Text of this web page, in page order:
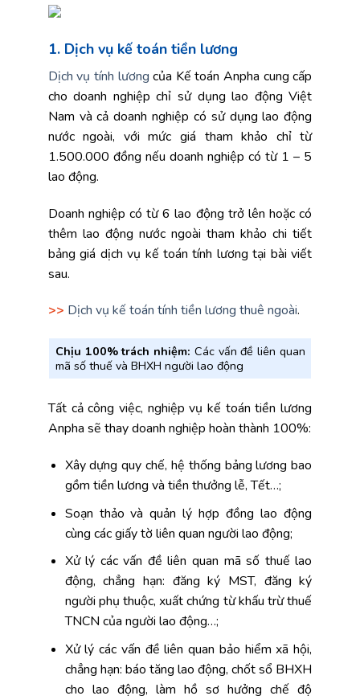
1. Dịch vụ kế toán tiền lương
Dịch vụ tính lương của Kế toán Anpha cung cấp
cho doanh nghiệp chỉ sử dụng lao động Việt
Nam và cả doanh nghiệp có sử dụng lao động
nước ngoài, với mức giá tham khảo chỉ từ
1.500.000 đồng nếu doanh nghiệp có từ 1 – 5
lao động.
Doanh nghiệp có từ 6 lao động trở lên hoặc có
thêm lao động nước ngoài tham khảo chi tiết
bảng giá dịch vụ kế toán tính lương tại bài viết
sau.
>> Dịch vụ kế toán tính tiền lương thuê ngoài.
Chịu 100% trách nhiệm: Các vấn đề liên quan
mã số thuế và BHXH người lao động
Tất cả công việc, nghiệp vụ kế toán tiền lương
Anpha sẽ thay doanh nghiệp hoàn thành 100%:
Xây dựng quy chế, hệ thống bảng lương bao
gồm tiền lương và tiền thưởng lễ, Tết…;
Soạn thảo và quản lý hợp đồng lao động
cùng các giấy tờ liên quan người lao động;
Xử lý các vấn đề liên quan mã số thuế lao
động, chẳng hạn: đăng ký MST, đăng ký
người phụ thuộc, xuất chứng từ khấu trừ thuế
TNCN của người lao động…;
Xử lý các vấn đề liên quan bảo hiểm xã hội,
chẳng hạn: báo tăng lao động, chốt sổ BHXH
cho lao động, làm hồ sơ hưởng chế độ